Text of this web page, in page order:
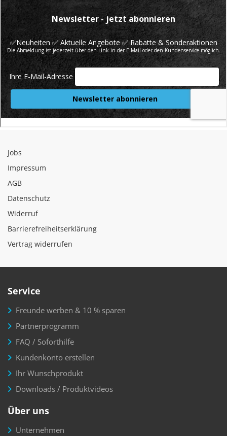
Jobs
Impressum
AGB
Datenschutz
Widerruf
Barrierefreiheitserklärung
Vertrag widerrufen
Service
Freunde werben & 10 % sparen
Partnerprogramm
FAQ / Soforthilfe
Kundenkonto erstellen
Ihr Wunschprodukt
Downloads / Produktvideos
Über uns
Unternehmen